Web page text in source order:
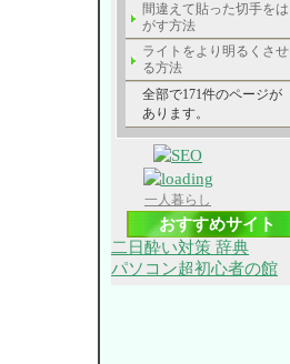
間違えて貼った切手をは
がす方法
ライトをより明るくさせ
る方法
全部で171件のページが
あります。
一人暮らし
おすすめサイト
二日酔い対策 辞典
パソコン超初心者の館